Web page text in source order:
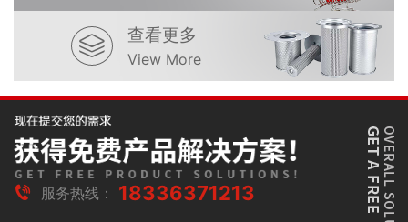
查看更多
View More
服务热线： 18336371213